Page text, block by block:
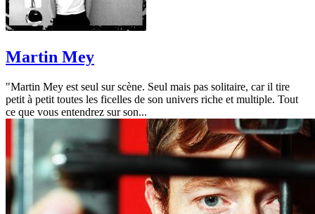
Martin Mey
"Martin Mey est seul sur scène. Seul mais pas solitaire, car il tire
petit à petit toutes les ficelles de son univers riche et multiple. Tout
ce que vous entendrez sur son...